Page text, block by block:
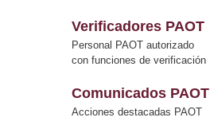
Verificadores PAOT
Personal PAOT autorizado
con funciones de verificación
Comunicados PAOT
Acciones destacadas PAOT